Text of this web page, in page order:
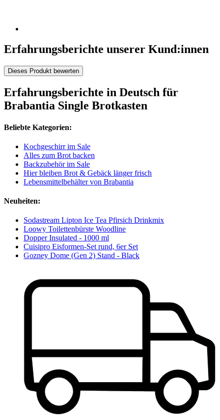
Erfahrungsberichte unserer Kund:innen
Dieses Produkt bewerten
Erfahrungsberichte in Deutsch für
Brabantia Single Brotkasten
Beliebte Kategorien:
Kochgeschirr im Sale
Alles zum Brot backen
Backzubehör im Sale
Hier bleiben Brot & Gebäck länger frisch
Lebensmittelbehälter von Brabantia
Neuheiten:
Sodastream Lipton Ice Tea Pfirsich Drinkmix
Loowy Toilettenbürste Woodline
Dopper Insulated - 1000 ml
Cuisipro Eisformen-Set rund, 6er Set
Gozney Dome (Gen 2) Stand - Black